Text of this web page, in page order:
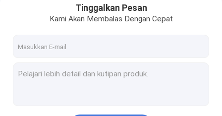
Tinggalkan Pesan
Kami Akan Membalas Dengan Cepat